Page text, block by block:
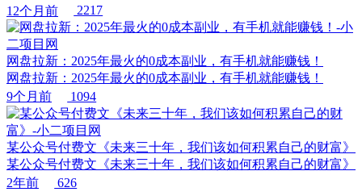
12个月前
2217
网盘拉新：2025年最火的0成本副业，有手机就能赚钱！
网盘拉新：2025年最火的0成本副业，有手机就能赚钱！
9个月前
1094
某公众号付费文《未来三十年，我们该如何积累自己的财富》
某公众号付费文《未来三十年，我们该如何积累自己的财富》
2年前
626